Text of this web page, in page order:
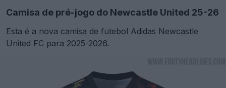
Camisa de pré-jogo do Newcastle United 25-26
Esta é a nova camisa de futebol Adidas Newcastle
United FC para 2025-2026.